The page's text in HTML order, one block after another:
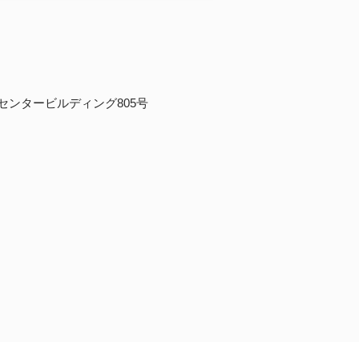
ンタービルディング805号